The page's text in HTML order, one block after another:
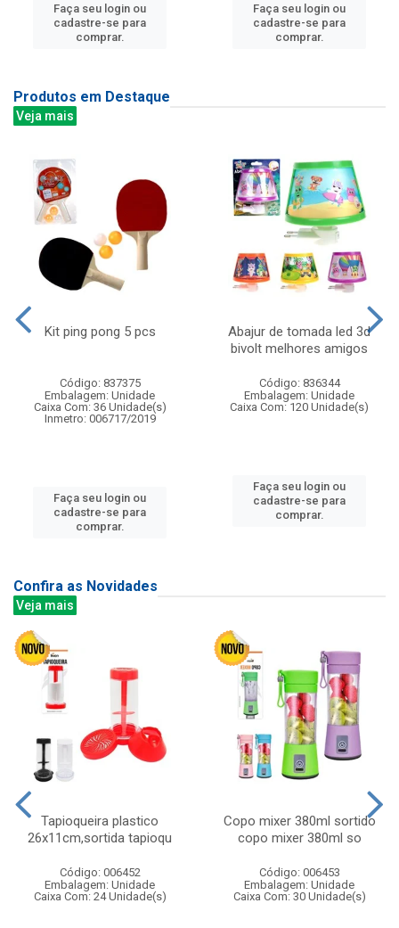
Faça seu login ou
cadastre-se para
comprar.
Faça seu login ou
cadastre-se para
comprar.
Produtos em Destaque
Veja mais
Kit ping pong 5 pcs
Código: 837375
Embalagem: Unidade
Caixa Com: 36 Unidade(s)
Inmetro: 006717/2019
Faça seu login ou
cadastre-se para
comprar.
Abajur de tomada led 3d
bivolt melhores amigos
Código: 836344
Embalagem: Unidade
Caixa Com: 120 Unidade(s)
Faça seu login ou
cadastre-se para
comprar.
Confira as Novidades
Veja mais
Tapioqueira plastico
26x11cm,sortida tapioqu
Código: 006452
Embalagem: Unidade
Caixa Com: 24 Unidade(s)
Copo mixer 380ml sortido
copo mixer 380ml so
Código: 006453
Embalagem: Unidade
Caixa Com: 30 Unidade(s)